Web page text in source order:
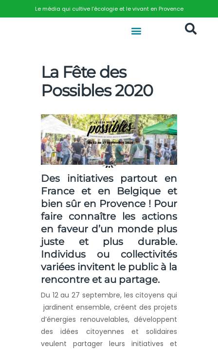
Le média qui cultive l’écologie et le vivant en Provence
La Fête des
Possibles 2020
Des initiatives partout en
France et en Belgique et
bien sûr en Provence ! Pour
faire connaître les actions
en faveur d’un monde plus
juste et plus durable.
Individus ou collectivités
variées invitent le public à la
rencontre et au partage.
Du 12 au 27 septembre, les citoyens qui
jardinent ensemble, créent des projets
d’énergies renouvelables, développent
des idées citoyennes et solidaires
veulent partager leurs initiatives et